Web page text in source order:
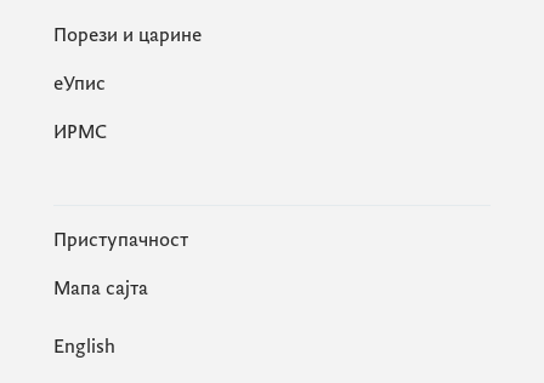
Порези и царине
eУпис
ИРМС
Приступачност
Мапа сајта
English